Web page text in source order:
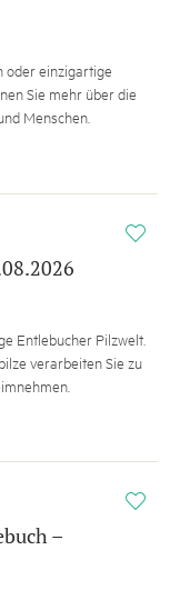
oder einzigartige
Sie mehr über die
Menschen.
i
Entlebucher Pilzwelt.
verarbeiten Sie zu
i
–